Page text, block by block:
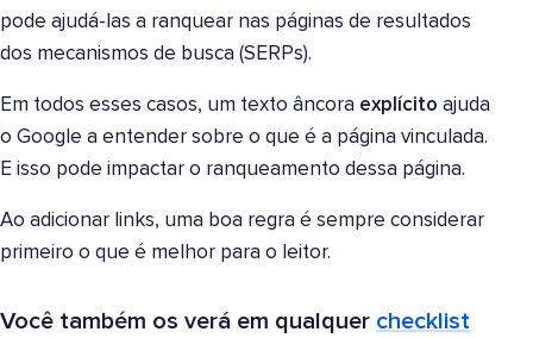
pode ajudá-las a ranquear nas páginas de resultados
dos mecanismos de busca (SERPs).
Em todos esses casos, um texto âncora explícito ajuda
o Google a entender sobre o que é a página vinculada.
E isso pode impactar o ranqueamento dessa página.
Ao adicionar links, uma boa regra é sempre considerar
primeiro o que é melhor para o leitor.
Você também os verá em qualquer checklist